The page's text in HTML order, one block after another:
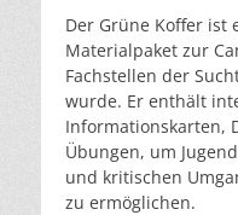
Der Grüne Koffer ist
Materialpaket zur
Fachstellen der
wurde. Er enthält
Informationskarten,
Übungen, um
und kritischen
zu ermöglichen.